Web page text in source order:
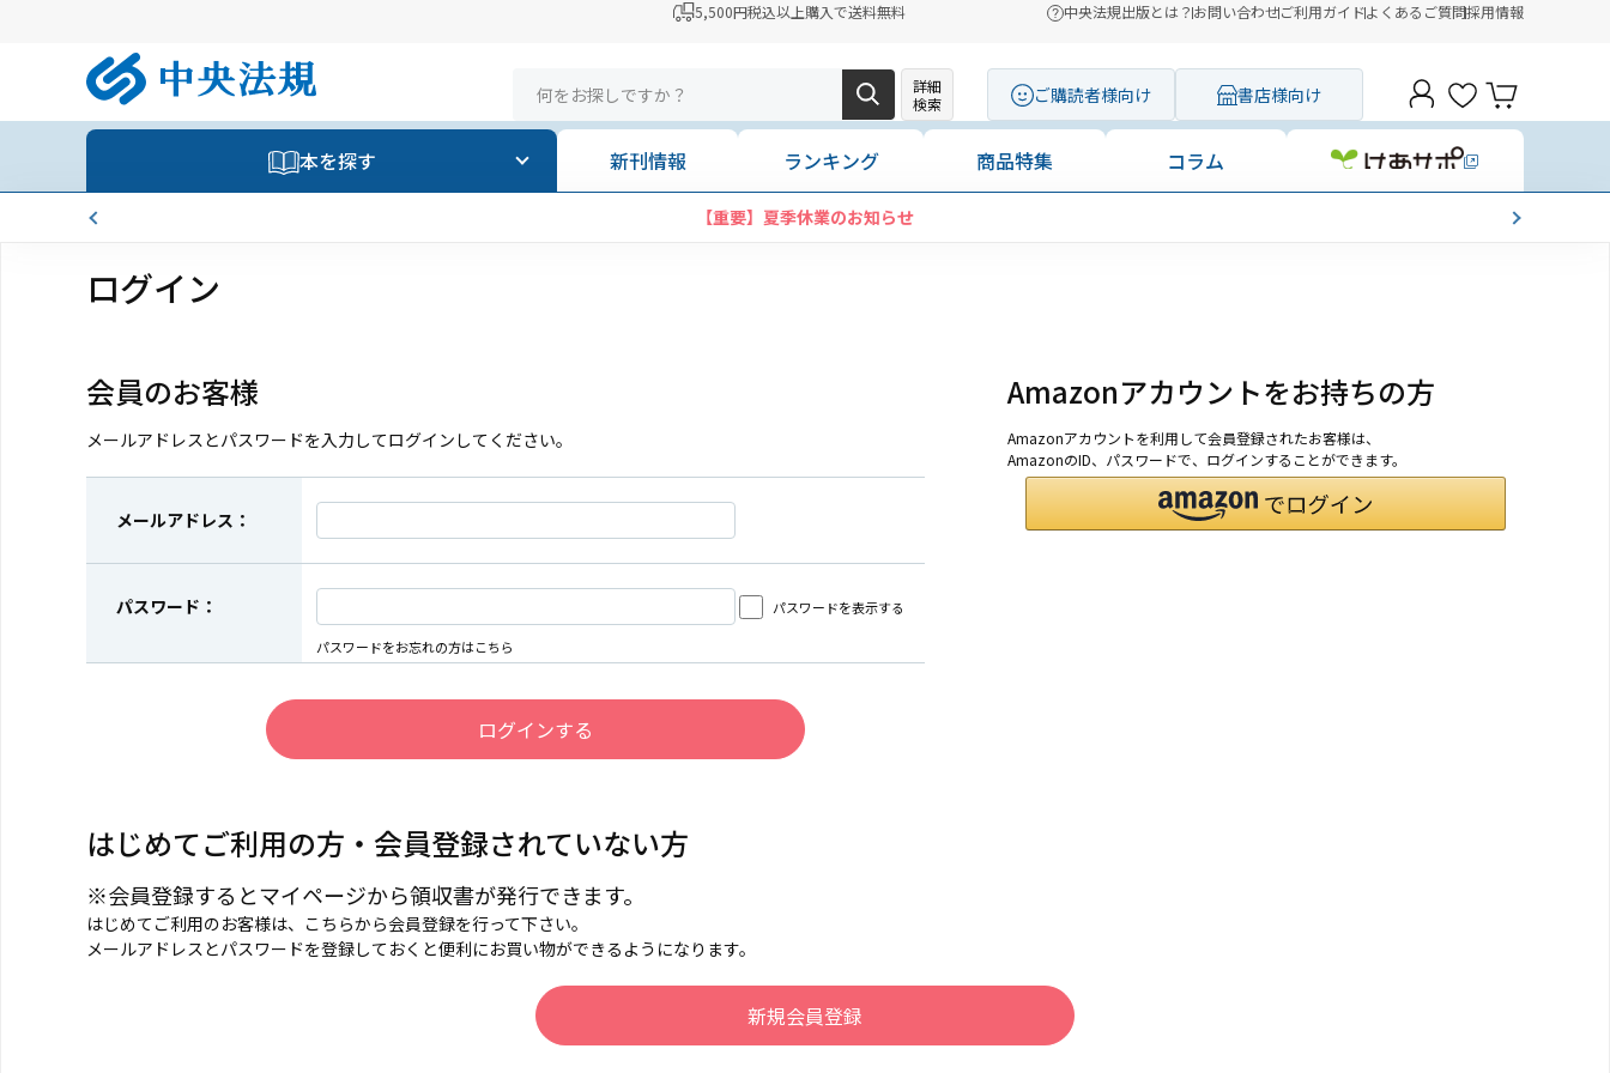
5,500円税込以上購入で送料無料 中央法規出版とは？お問い合わせご利用ガイドよくあるご質問採用情報
詳細
検索
ご購読者様向け 書店様向け
本を探す 新刊情報 ランキング 商品特集 コラム
【重要】夏季休業のお知らせ
ログイン
会員のお客様
メールアドレスとパスワードを入力してログインしてください。
メールアドレス：
パスワード： パスワードを表示する
パスワードをお忘れの方はこちら
Amazonアカウントをお持ちの方
Amazonアカウントを利用して会員登録されたお客様は、
AmazonのID、パスワードで、ログインすることができます。
はじめてご利用の方・会員登録されていない方
※会員登録するとマイページから領収書が発行できます。
はじめてご利用のお客様は、こちらから会員登録を行って下さい。
メールアドレスとパスワードを登録しておくと便利にお買い物ができるようになります。